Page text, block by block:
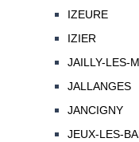
IZEURE
IZIER
JAILLY-LES-
JALLANGES
JANCIGNY
JEUX-LES-